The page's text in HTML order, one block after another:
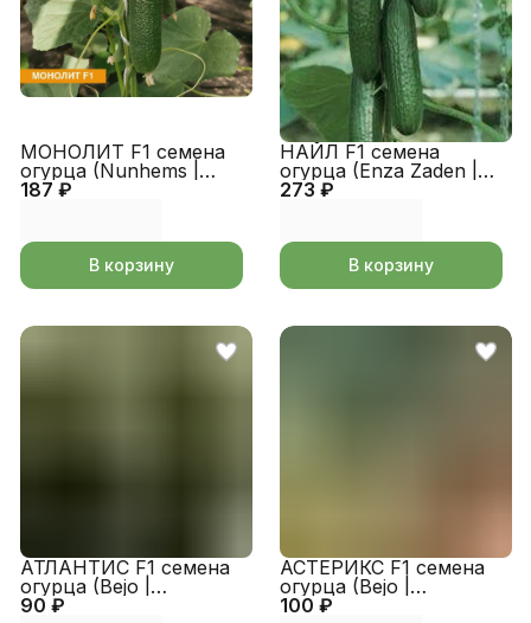
187 ₽
МОНОЛИТ F1 семена
огурца (Nunhems |
Alexagro)
В корзину
273 ₽
НАЙЛ F1 семена
огурца (Enza Zaden |
Alexagro)
В корзину
90 ₽
АТЛАНТИС F1 семена
огурца (Bejo |
Alexagro)
100 ₽
АСТЕРИКС F1 семена
огурца (Bejo |
Alexagro)